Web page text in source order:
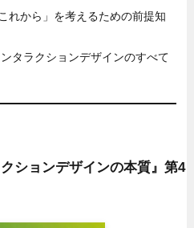
れから」を考えるための前提知
タラクションデザインのすべて
ションデザインの本質』第4